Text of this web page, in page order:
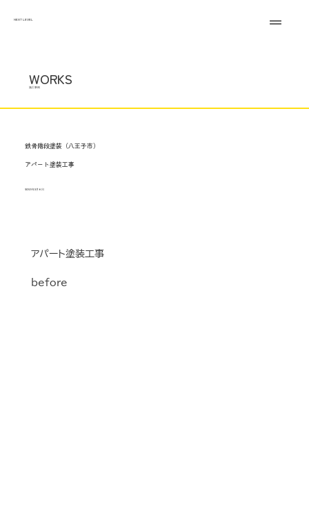
NEXT LEVEL
WORKS
施工事例
鉄骨階段塗装（八王子市）
アパート塗装工事
2025年3月6日
アパート塗装工事
before